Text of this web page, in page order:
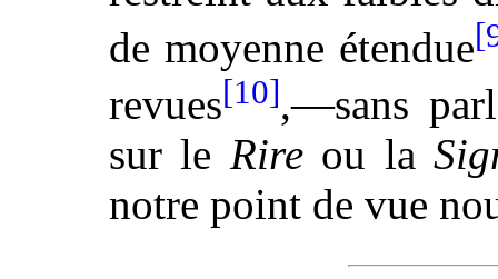
de moyenne étendue
revues[10],—sans
sur le Rireou la
notre point de vue